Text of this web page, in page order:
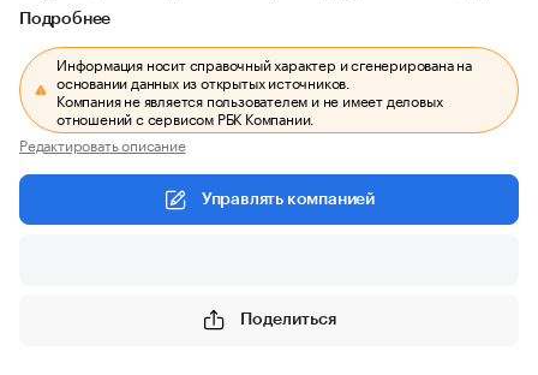
Подробнее
Информация носит справочный характер и сгенерирована на
основании данных из открытых источников.
Компания не является пользователем и не имеет деловых
отношений с сервисом РБК Компании.
Редактировать описание
Управлять компанией
Поделиться